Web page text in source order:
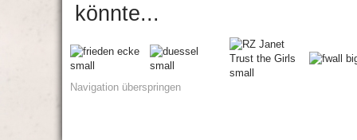
könnte...
Navigation überspringen